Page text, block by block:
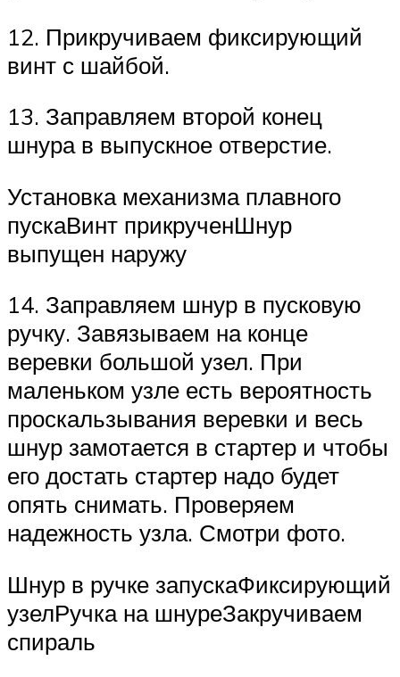
12. Прикручиваем фиксирующий
винт с шайбой.
13. Заправляем второй конец
шнура в выпускное отверстие.
Установка механизма плавного
пускаВинт прикрученШнур
выпущен наружу
14. Заправляем шнур в пусковую
ручку. Завязываем на конце
веревки большой узел. При
маленьком узле есть вероятность
проскальзывания веревки и весь
шнур замотается в стартер и чтобы
его достать стартер надо будет
опять снимать. Проверяем
надежность узла. Смотри фото.
Шнур в ручке запускаФиксирующий
узелРучка на шнуреЗакручиваем
спираль